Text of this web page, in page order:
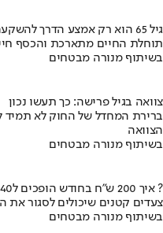
גיל 65 הוא רק אמצע הדרך להשקעה
תוחלת החיים מתארכת והכסף
בשיתוף מנורה מבטחים
צוואה בגיל פרישה: כך תעשו נכון
ברירת המחדל של החוק לא תמיד
הצוואה
בשיתוף מנורה מבטחים
איך 200 ש"ח בחודש הופכים ל140 אלף ?
צעדים קטנים שיכולים לסגור את
בשיתוף מנורה מבטחים